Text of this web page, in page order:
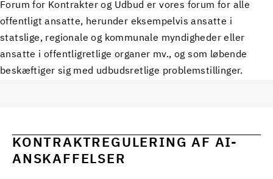
Forum for Kontrakter og Udbud er vores forum for alle
offentligt ansatte, herunder eksempelvis ansatte i
statslige, regionale og kommunale myndigheder eller
ansatte i offentligretlige organer mv., og som løbende
beskæftiger sig med udbudsretlige problemstillinger.
KONTRAKTREGULERING AF AI-
ANSKAFFELSER